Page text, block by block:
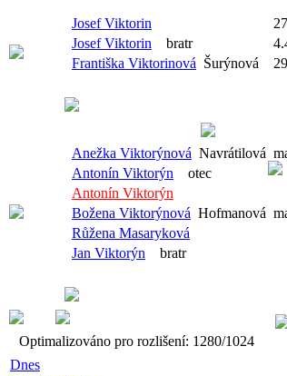
Josef Viktorin
Josef Viktorin
bratr
Františka Viktorinová Šurýnová
Anežka Viktorýnová Navrátilová
Antonín Viktorýn
otec
Antonín Viktorýn
Božena Viktorýnová Hofmanová
Růžena Masaryková
Jan Viktorýn
bratr
Optimalizováno pro rozlišení: 1280/
Dnes